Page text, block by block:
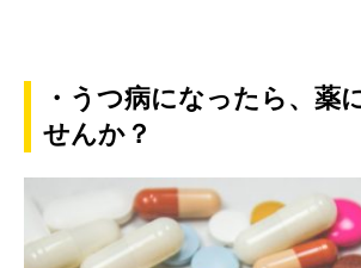
・うつ病になったら、薬
せんか？